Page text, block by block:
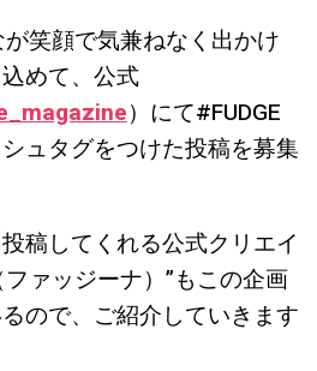
が笑顔で気兼ねなく出かけ
めて、公式
）にて#FUDGE
ュタグをつけた投稿を募集
稿してくれる公式クリエイ
ファッジーナ）”もこの企画
ので、ご紹介していきます